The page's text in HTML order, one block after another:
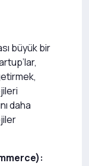
büyük bir
daha